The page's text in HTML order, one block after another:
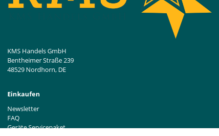
KMS Handels GmbH
Bentheimer Straße 239
48529 Nordhorn, DE
Einkaufen
Newsletter
FAQ
Geräte Servicepaket